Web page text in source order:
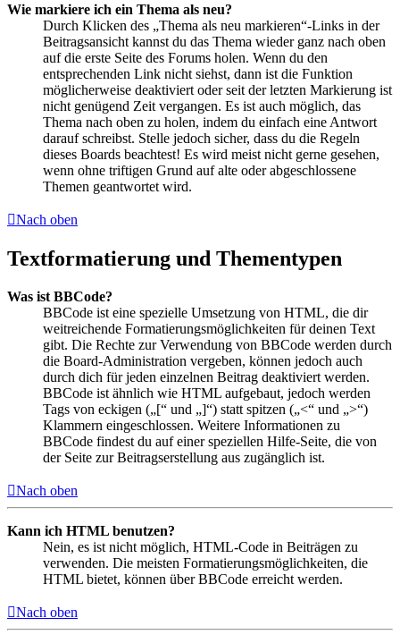
Wie markiere ich ein Thema als neu?
Durch Klicken des „Thema als neu markieren“-Links in der
Beitragsansicht kannst du das Thema wieder ganz nach oben
auf die erste Seite des Forums holen. Wenn du den
entsprechenden Link nicht siehst, dann ist die Funktion
möglicherweise deaktiviert oder seit der letzten Markierung ist
nicht genügend Zeit vergangen. Es ist auch möglich, das
Thema nach oben zu holen, indem du einfach eine Antwort
darauf schreibst. Stelle jedoch sicher, dass du die Regeln
dieses Boards beachtest! Es wird meist nicht gerne gesehen,
wenn ohne triftigen Grund auf alte oder abgeschlossene
Themen geantwortet wird.
Nach oben
Textformatierung und Thementypen
Was ist BBCode?
BBCode ist eine spezielle Umsetzung von HTML, die dir
weitreichende Formatierungsmöglichkeiten für deinen Text
gibt. Die Rechte zur Verwendung von BBCode werden durch
die Board-Administration vergeben, können jedoch auch
durch dich für jeden einzelnen Beitrag deaktiviert werden.
BBCode ist ähnlich wie HTML aufgebaut, jedoch werden
Tags von eckigen („[“ und „]“) statt spitzen („<“ und „>“)
Klammern eingeschlossen. Weitere Informationen zu
BBCode findest du auf einer speziellen Hilfe-Seite, die von
der Seite zur Beitragserstellung aus zugänglich ist.
Nach oben
Kann ich HTML benutzen?
Nein, es ist nicht möglich, HTML-Code in Beiträgen zu
verwenden. Die meisten Formatierungsmöglichkeiten, die
HTML bietet, können über BBCode erreicht werden.
Nach oben